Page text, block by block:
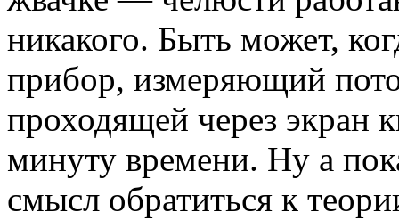
никакого. Быть может,
прибор, измеряющий
проходящей через экран
минуту времени. Ну а
смысл обратиться к